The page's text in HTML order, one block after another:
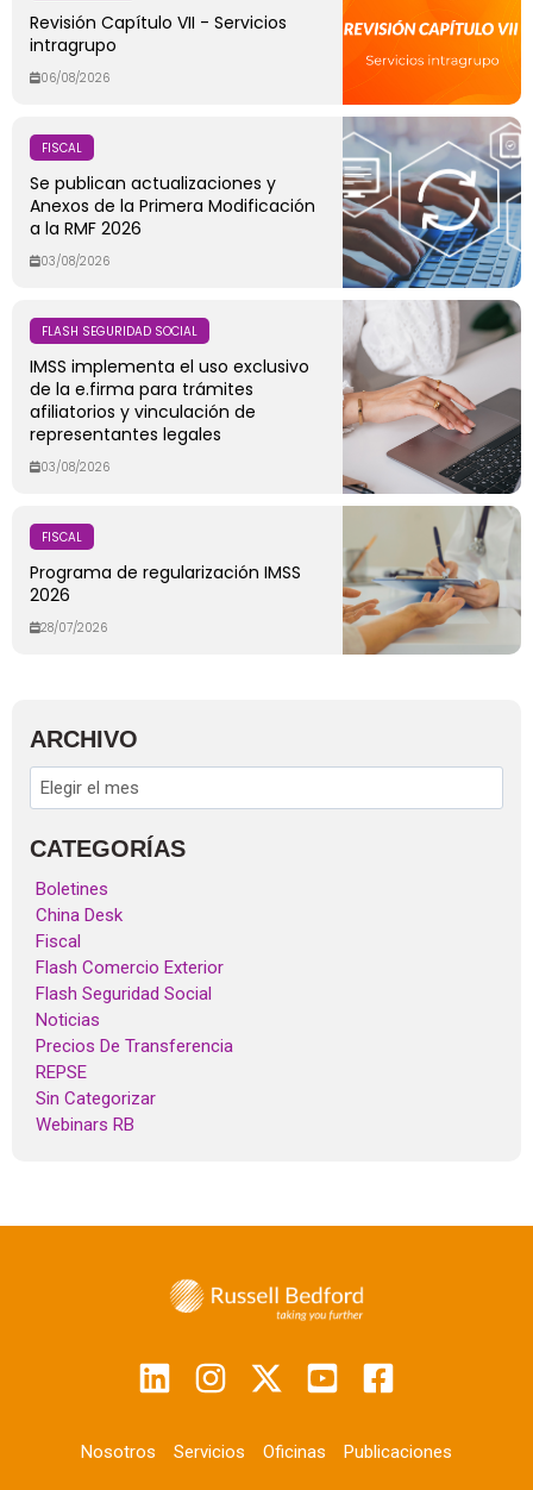
Revisión Capítulo VII - Servicios
intragrupo
06/08/2026
FISCAL
Se publican actualizaciones y
Anexos de la Primera Modificación
a la RMF 2026
03/08/2026
FLASH SEGURIDAD SOCIAL
IMSS implementa el uso exclusivo
de la e.firma para trámites
afiliatorios y vinculación de
representantes legales
03/08/2026
FISCAL
Programa de regularización IMSS
2026
28/07/2026
ARCHIVO
CATEGORÍAS
Boletines
China Desk
Fiscal
Flash Comercio Exterior
Flash Seguridad Social
Noticias
Precios De Transferencia
REPSE
Sin Categorizar
Webinars RB
Nosotros Servicios Oficinas Publicaciones